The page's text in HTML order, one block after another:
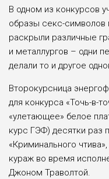
В одном из конкурсов
образы секс-
раскрыли различные
и металлургов – одни
делали то и другое
Второкурсница
для конкурса «Точь-в-
«улетающее» белое
курс ГЭФ) десятки раз
«Криминального
кураж во время
Джоном Траволтой.